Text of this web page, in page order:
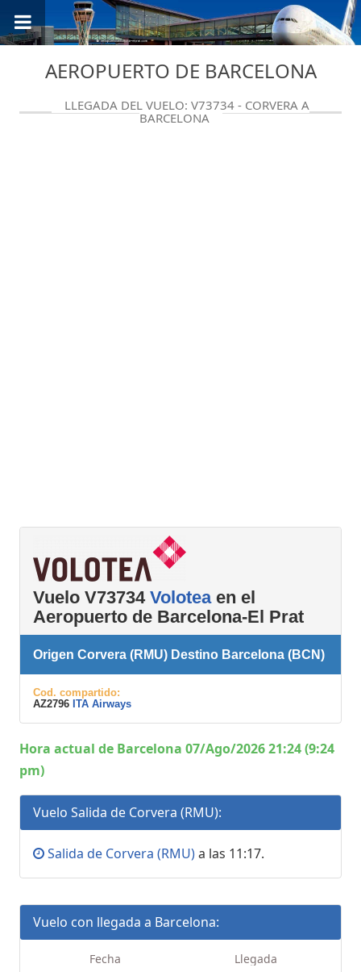
AEROPUERTO DE BARCELONA
LLEGADA DEL VUELO: V73734 - CORVERA A
BARCELONA
Vuelo V73734 Voloteaen el
Aeropuerto de Barcelona-El Prat
Origen Corvera (RMU) Destino Barcelona (BCN)
Cod. compartido:
AZ2796 ITA Airways
Hora actual de Barcelona 07/Ago/2026 21:24 (9:24
pm)
Vuelo Salida de Corvera (RMU):
Salida de Corvera (RMU)a las 11:17.
Vuelo con llegada a Barcelona:
Fecha Llegada